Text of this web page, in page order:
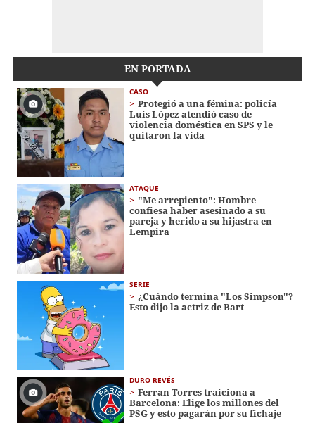
EN PORTADA
CASO
Protegió a una fémina: policía
Luis López atendió caso de
violencia doméstica en SPS y le
quitaron la vida
ATAQUE
"Me arrepiento": Hombre
confiesa haber asesinado a su
pareja y herido a su hijastra en
Lempira
SERIE
¿Cuándo termina "Los Simpson"?
Esto dijo la actriz de Bart
DURO REVÉS
Ferran Torres traiciona a
Barcelona: Elige los millones del
PSG y esto pagarán por su fichaje